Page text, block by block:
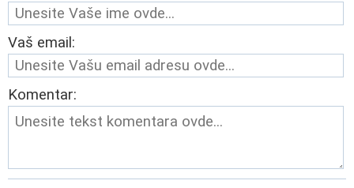
Vaš email:
Komentar: